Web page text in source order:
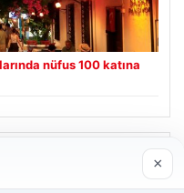
nüfus 100 katına
×